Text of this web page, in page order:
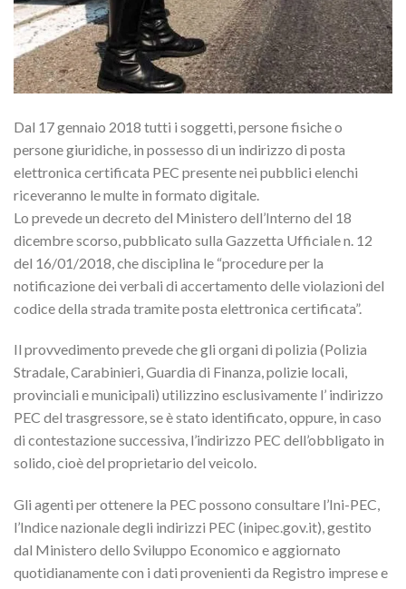
Dal 17 gennaio 2018 tutti i soggetti, persone fisiche o
persone giuridiche, in possesso di un indirizzo di posta
elettronica certificata PEC presente nei pubblici elenchi
riceveranno le multe in formato digitale.
Lo prevede un decreto del Ministero dell’Interno del 18
dicembre scorso, pubblicato sulla Gazzetta Ufficiale n. 12
del 16/01/2018, che disciplina le “procedure per la
notificazione dei verbali di accertamento delle violazioni del
codice della strada tramite posta elettronica certificata”.
Il provvedimento prevede che gli organi di polizia (Polizia
Stradale, Carabinieri, Guardia di Finanza, polizie locali,
provinciali e municipali) utilizzino esclusivamente l’ indirizzo
PEC del trasgressore, se è stato identificato, oppure, in caso
di contestazione successiva, l’indirizzo PEC dell’obbligato in
solido, cioè del proprietario del veicolo.
Gli agenti per ottenere la PEC possono consultare l’Ini-PEC,
l’Indice nazionale degli indirizzi PEC (inipec.gov.it), gestito
dal Ministero dello Sviluppo Economico e aggiornato
quotidianamente con i dati provenienti da Registro imprese e